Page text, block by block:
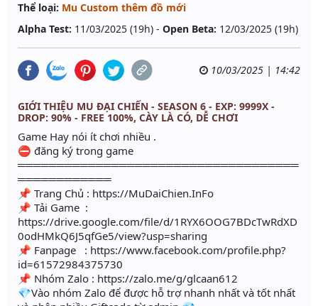
Thể loại: Mu Custom thêm đồ mới
Alpha Test: 11/03/2025 (19h) - Open Beta: 12/03/2025 (19h)
10/03/2025 | 14:42
GIỚI THIỆU MU ĐẠI CHIẾN - SEASON 6 - EXP: 9999X -
DROP: 90% - FREE 100%, CÀY LÀ CÓ, DỄ CHƠI
Game Hay nói ít chơi nhiều .
⛔ đăng ký trong game
════════════════════════════════════
════════════
📌 Trang Chủ : https://MuDaiChien.InFo
📌 Tải Game :
https://drive.google.com/file/d/1RYX6OOG7BDcTwRdXD
0odHMkQ6J5qfGe5/view?usp=sharing
📌 Fanpage : https://www.facebook.com/profile.php?
id=61572984375730
📌 Nhóm Zalo : https://zalo.me/g/glcaan612
💎Vào nhóm Zalo để được hỗ trợ nhanh nhất và tốt nhất